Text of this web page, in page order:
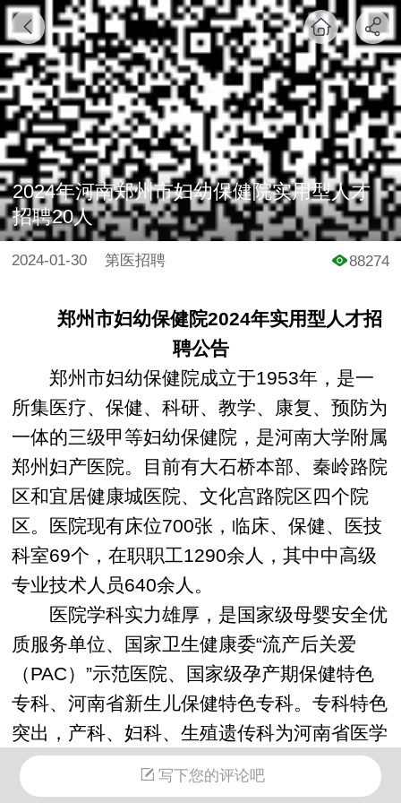
2024年河南郑州市妇幼保健院实用型人才
招聘20人
2024-01-30 第医招聘 88274
郑州市妇幼保健院2024年实用型人才招
聘公告
郑州市妇幼保健院成立于1953年，是一
所集医疗、保健、科研、教学、康复、预防为
一体的三级甲等妇幼保健院，是河南大学附属
郑州妇产医院。目前有大石桥本部、秦岭路院
区和宜居健康城医院、文化宫路院区四个院
区。医院现有床位700张，临床、保健、医技
科室69个，在职职工1290余人，其中中高级
专业技术人员640余人。
医院学科实力雄厚，是国家级母婴安全优
质服务单位、国家卫生健康委“流产后关爱
（PAC）”示范医院、国家级孕产期保健特色
专科、河南省新生儿保健特色专科。专科特色
突出，产科、妇科、生殖遗传科为河南省医学
重点学科，新生儿科、儿童康复科为河南省医
学重点培育学科；产科、妇科、生殖遗传科、
写下您的评论吧